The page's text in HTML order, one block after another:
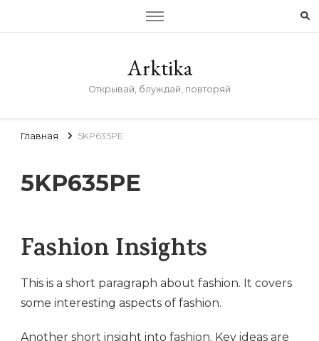
Arktika
Открывай, блуждай, повторяй
Главная 5KP635PE
5KP635PE
Fashion Insights
This is a short paragraph about fashion. It covers
some interesting aspects of fashion.
Another short insight into fashion. Key ideas are